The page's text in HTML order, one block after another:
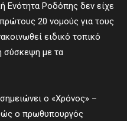
Ενότητα Ροδόπης δεν είχε
20 νομούς για τους
ειδικό τοπικό
σύσκεψη με τα
ο «Χρόνος» –
ο πρωθυπουργός